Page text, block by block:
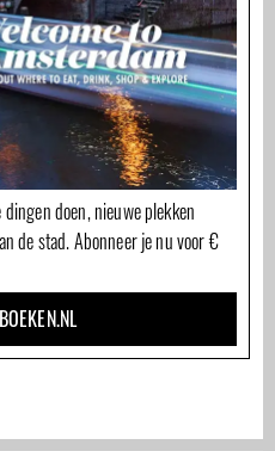
doen, nieuwe plekken
de stad. Abonneer je nu voor €